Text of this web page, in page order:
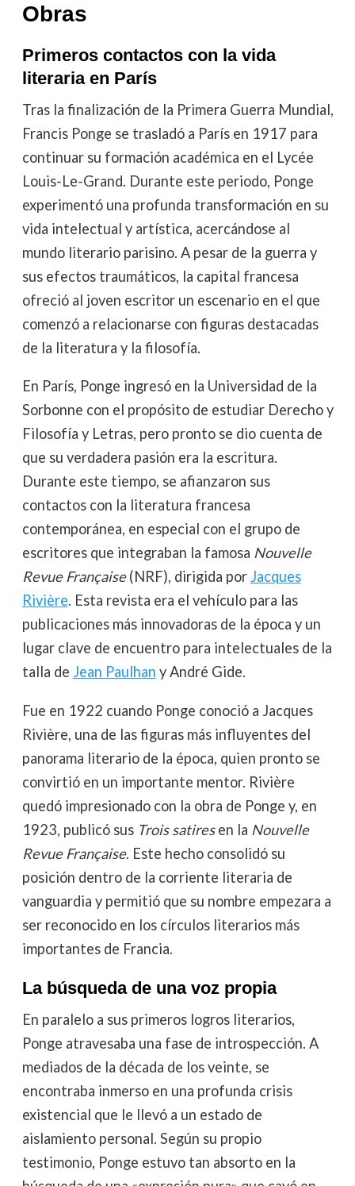
Obras
Primeros contactos con la vida
literaria en París
Tras la finalización de la Primera Guerra Mundial,
Francis Ponge se trasladó a París en 1917 para
continuar su formación académica en el Lycée
Louis-Le-Grand. Durante este periodo, Ponge
experimentó una profunda transformación en su
vida intelectual y artística, acercándose al
mundo literario parisino. A pesar de la guerra y
sus efectos traumáticos, la capital francesa
ofreció al joven escritor un escenario en el que
comenzó a relacionarse con figuras destacadas
de la literatura y la filosofía.
En París, Ponge ingresó en la Universidad de la
Sorbonne con el propósito de estudiar Derecho y
Filosofía y Letras, pero pronto se dio cuenta de
que su verdadera pasión era la escritura.
Durante este tiempo, se afianzaron sus
contactos con la literatura francesa
contemporánea, en especial con el grupo de
escritores que integraban la famosa Nouvelle
Revue Française(NRF), dirigida porJacques
Rivière. Esta revista era el vehículo para las
publicaciones más innovadoras de la época y un
lugar clave de encuentro para intelectuales de la
talla de Jean Paulhan y André Gide.
Fue en 1922 cuando Ponge conoció a Jacques
Rivière, una de las figuras más influyentes del
panorama literario de la época, quien pronto se
convirtió en un importante mentor. Rivière
quedó impresionado con la obra de Ponge y, en
1923, publicó sus Trois satiresen la Nouvelle
Revue Française. Este hecho consolidó su
posición dentro de la corriente literaria de
vanguardia y permitió que su nombre empezara a
ser reconocido en los círculos literarios más
importantes de Francia.
La búsqueda de una voz propia
En paralelo a sus primeros logros literarios,
Ponge atravesaba una fase de introspección. A
mediados de la década de los veinte, se
encontraba inmerso en una profunda crisis
existencial que le llevó a un estado de
aislamiento personal. Según su propio
testimonio, Ponge estuvo tan absorto en la